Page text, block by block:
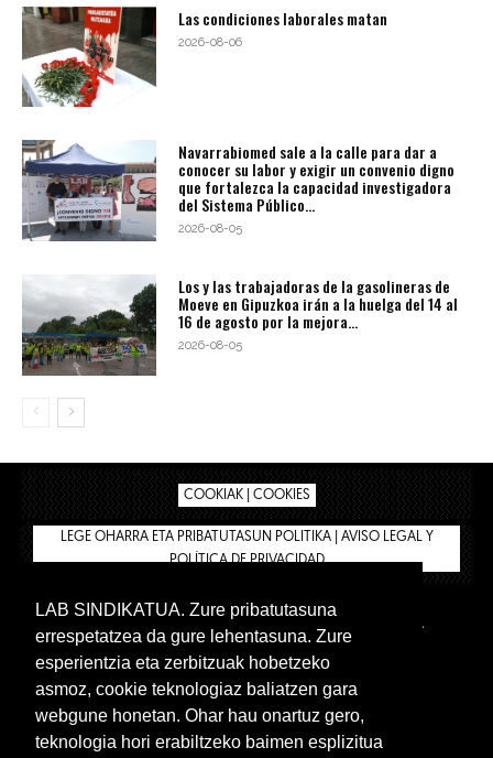
Las condiciones laborales matan
2026-08-06
Navarrabiomed sale a la calle para dar a
conocer su labor y exigir un convenio digno
que fortalezca la capacidad investigadora
del Sistema Público...
2026-08-05
Los y las trabajadoras de la gasolineras de
Moeve en Gipuzkoa irán a la huelga del 14 al
16 de agosto por la mejora...
2026-08-05
COOKIAK | COOKIES
LEGE OHARRA ETA PRIBATUTASUN POLITIKA | AVISO LEGAL Y
POLÍTICA DE PRIVACIDAD
BIZILAN.EUS
TIENDA
INTRANET 🔑
Euskera Castellano
LAB SINDIKATUA. Zure pribatutasuna
errespetatzea da gure lehentasuna. Zure
esperientzia eta zerbitzuak hobetzeko
asmoz, cookie teknologiaz baliatzen gara
webgune honetan. Ohar hau onartuz gero,
teknologia hori erabiltzeko baimen esplizitua